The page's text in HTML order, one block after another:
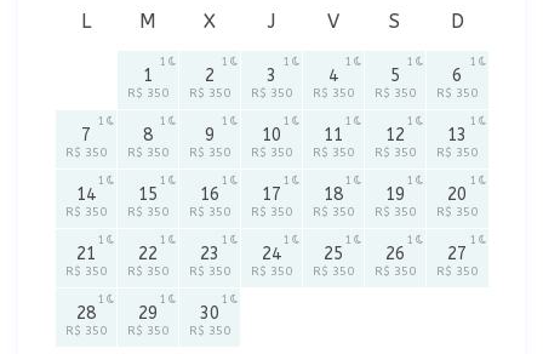
L M X J V S D
1
R$ 350
1
2
R$ 350
1
3
R$ 350
1
4
R$ 350
1
5
R$ 350
1
6
R$ 350
1
7
R$ 350
1
8
R$ 350
1
9
R$ 350
1
10
R$ 350
1
11
R$ 350
1
12
R$ 350
1
13
R$ 350
1
14
R$ 350
1
15
R$ 350
1
16
R$ 350
1
17
R$ 350
1
18
R$ 350
1
19
R$ 350
1
20
R$ 350
1
21
R$ 350
1
22
R$ 350
1
23
R$ 350
1
24
R$ 350
1
25
R$ 350
1
26
R$ 350
1
27
R$ 350
1
28
R$ 350
1
29
R$ 350
1
30
R$ 350
1